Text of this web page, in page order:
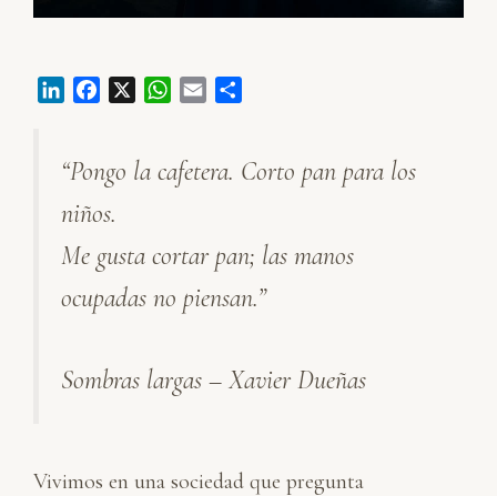
k
d
I
e
o
o
k
W
t
p
i
p
t
r
“Pongo la cafetera. Corto pan para los
niños.
Me gusta cortar pan; las manos
ocupadas no piensan.”
Sombras largas – Xavier Dueñas
Vivimos en una sociedad que pregunta